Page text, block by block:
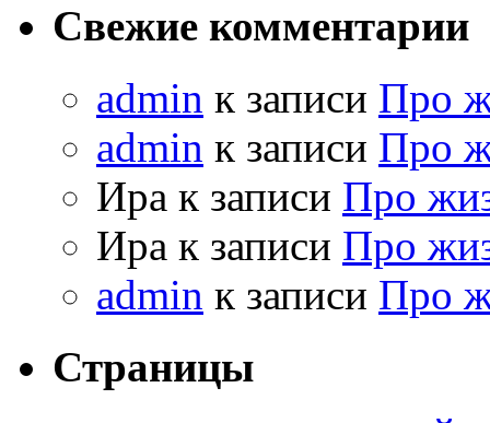
Свежие комментарии
admin к записи Про
admin к записи Про
Ира к записи Про
Ира к записи Про
admin к записи Про
Страницы